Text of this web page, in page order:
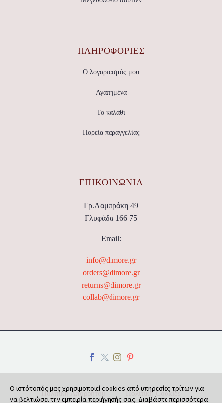
ΠΛΗΡΟΦΟΡΙΕΣ
Ο λογαριασμός μου
Αγαπημένα
Το καλάθι
Πορεία παραγγελίας
ΕΠΙΚΟΙΝΩΝΊΑ
Γρ.Λαμπράκη 49
Γλυφάδα 166 75
Email:
info@dimore.gr
orders@dimore.gr
returns@dimore.gr
collab@dimore.gr
Πολιτική Απορρήτου Πολιτική Cookies
Ο ιστότοπός μας χρησιμοποιεί cookies από υπηρεσίες τρίτων για
να βελτιώσει την εμπειρία περιήγησής σας. Διαβάστε περισσότερα